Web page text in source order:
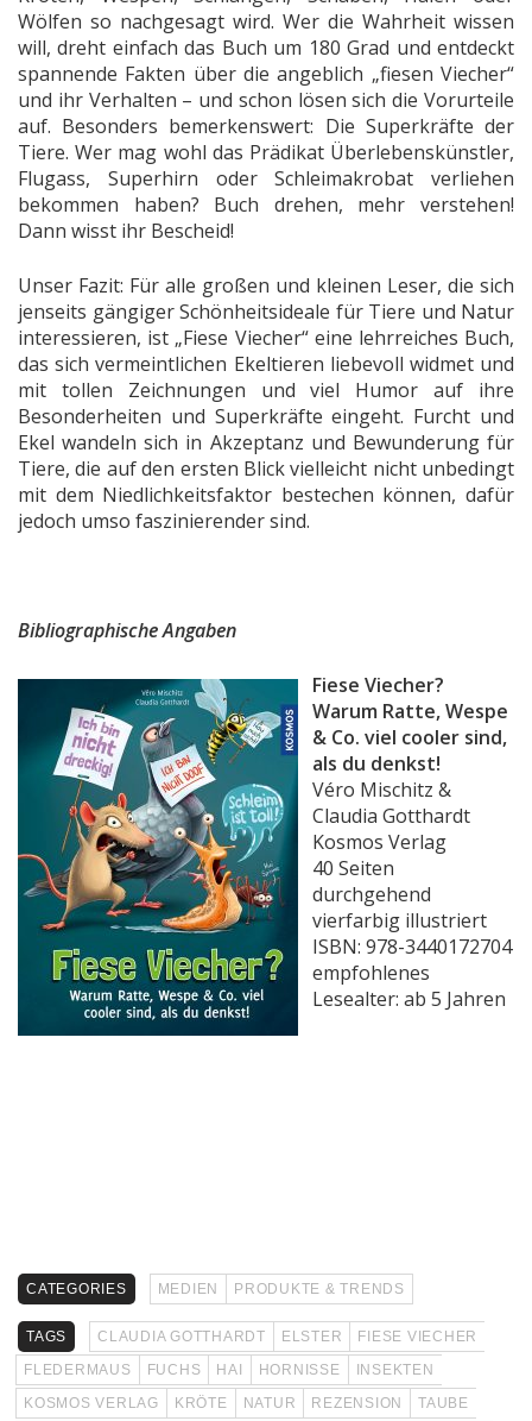
Wölfen so nachgesagt wird. Wer die Wahrheit wissen
will, dreht einfach das Buch um 180 Grad und entdeckt
spannende Fakten über die angeblich „fiesen Viecher“
und ihr Verhalten – und schon lösen sich die Vorurteile
auf. Besonders bemerkenswert: Die Superkräfte der
Tiere. Wer mag wohl das Prädikat Überlebenskünstler,
Flugass, Superhirn oder Schleimakrobat verliehen
bekommen haben? Buch drehen, mehr verstehen!
Dann wisst ihr Bescheid!
Unser Fazit: Für alle großen und kleinen Leser, die sich
jenseits gängiger Schönheitsideale für Tiere und Natur
interessieren, ist „Fiese Viecher“ eine lehrreiches Buch,
das sich vermeintlichen Ekeltieren liebevoll widmet und
mit tollen Zeichnungen und viel Humor auf ihre
Besonderheiten und Superkräfte eingeht. Furcht und
Ekel wandeln sich in Akzeptanz und Bewunderung für
Tiere, die auf den ersten Blick vielleicht nicht unbedingt
mit dem Niedlichkeitsfaktor bestechen können, dafür
jedoch umso faszinierender sind.
Bibliographische Angaben
Fiese Viecher?
Warum Ratte, Wespe
& Co. viel cooler sind,
als du denkst!
Véro Mischitz &
Claudia Gotthardt
Kosmos Verlag
40 Seiten
durchgehend
vierfarbig illustriert
ISBN: 978-3440172704
empfohlenes
Lesealter: ab 5 Jahren
CATEGORIES MEDIEN PRODUKTE & TRENDS
TAGS CLAUDIA GOTTHARDT ELSTER
FIESE VIECHER
FLEDERMAUS
FUCHS HAI HORNISSE
INSEKTEN
KOSMOS VERLAG
KRÖTE NATUR REZENSION
TAUBE